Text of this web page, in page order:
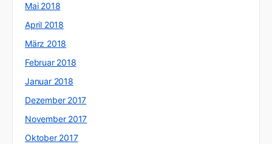
Mai 2018
April 2018
März 2018
Februar 2018
Januar 2018
Dezember 2017
November 2017
Oktober 2017